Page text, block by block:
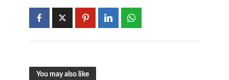
You may also like